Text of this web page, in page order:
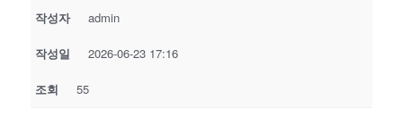
작성자 admin
작성일 2026-06-23 17:16
조회 55